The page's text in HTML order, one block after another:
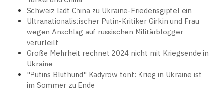
Schweiz lädt China zu Ukraine-Friedensgipfel ein
Ultranationalistischer Putin-Kritiker Girkin und Frau
wegen Anschlag auf russischen Militärblogger
verurteilt
Große Mehrheit rechnet 2024 nicht mit Kriegsende in
Ukraine
"Putins Bluthund" Kadyrow tönt: Krieg in Ukraine ist
im Sommer zu Ende